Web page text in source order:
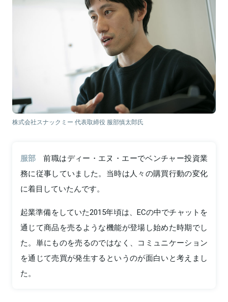
株式会社スナックミー 代表取締役 服部慎太郎氏
服部
前職はディー・エヌ・エーでベンチャー投資業
務に従事していました。当時は人々の購買行動の変化
に着目していたんです。
起業準備をしていた2015年頃は、ECの中でチャットを
通じて商品を売るような機能が登場し始めた時期でし
た。単にものを売るのではなく、コミュニケーション
を通じて売買が発生するというのが面白いと考えまし
た。